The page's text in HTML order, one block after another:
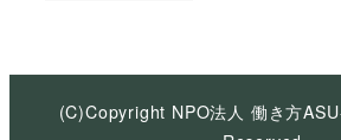
イ
(C)Copyright NPO法人 働き方